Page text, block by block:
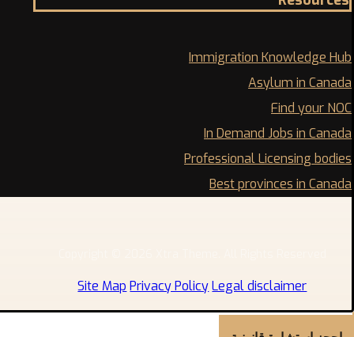
Immigration Knowledge Hub
Asylum in Canada
Find your NOC
In Demand Jobs in Canada
Professional Licensing bodies
Best provinces in Canada
Legal disclaimer
Privacy Policy
Site Map